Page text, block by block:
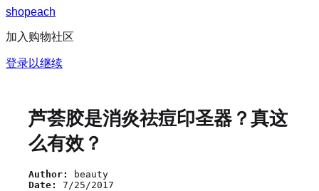
shopeach
加入购物社区
登录以继续
芦荟胶是消炎祛痘印圣器？真这
么有效？
Author:
beauty
Date:
7/25/2017